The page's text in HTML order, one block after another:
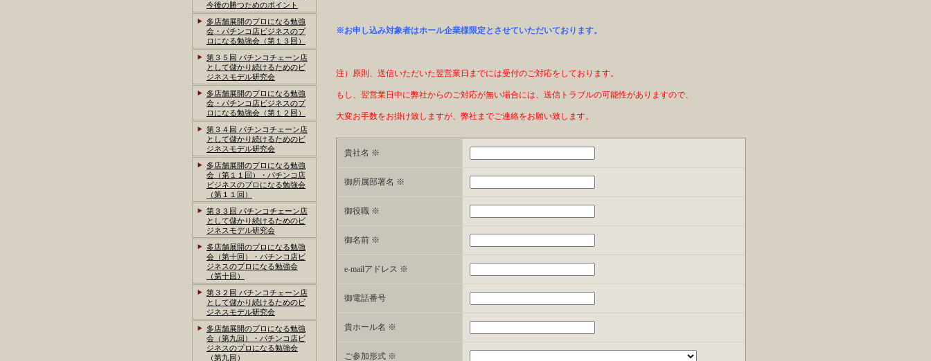
※お申し込み対象者はホール企業様限定とさせていただいております。
注）原則、送信いただいた翌営業日までには受付のご対応をしております。
もし、 翌営業日 中に弊社からのご対応が無い場合には、送信トラブルの可能性がありますので、
大変お手数をお掛け致しますが、弊社までご連絡をお願い致します。
貴社名 ※
御所属部署名 ※
御役職 ※
御名前 ※
e-mailアドレス ※
御電話番号
貴ホール名 ※
ご参加形式 ※
今後の勝つためのポイント
多店舗展開のプロになる勉強
会・パチンコ店ビジネスのプ
ロになる勉強会（第１３回）
第３５回 パチンコチェーン店
として儲かり続けるためのビ
ジネスモデル研究会
多店舗展開のプロになる勉強
会・パチンコ店ビジネスのプ
ロになる勉強会（第１２回）
第３４回 パチンコチェーン店
として儲かり続けるためのビ
ジネスモデル研究会
多店舗展開のプロになる勉強
会（第１１回）・パチンコ店
ビジネスのプロになる勉強会
（第１１回）
第３３回 パチンコチェーン店
として儲かり続けるためのビ
ジネスモデル研究会
多店舗展開のプロになる勉強
会（第十回）・パチンコ店ビ
ジネスのプロになる勉強会
（第十回）
第３２回 パチンコチェーン店
として儲かり続けるためのビ
ジネスモデル研究会
多店舗展開のプロになる勉強
会（第九回）・パチンコ店ビ
ジネスのプロになる勉強会
（第九回）